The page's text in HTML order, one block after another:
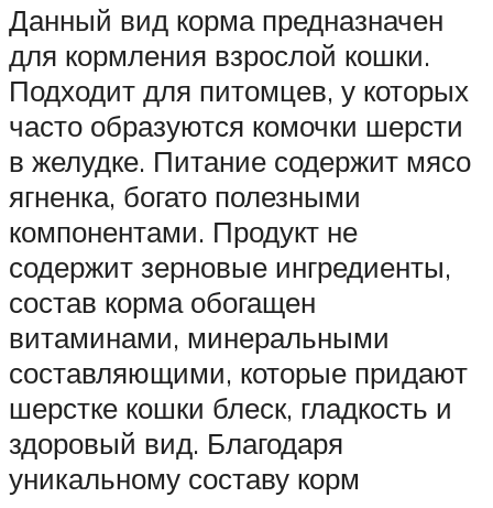
Данный вид корма предназначен
для кормления взрослой кошки.
Подходит для питомцев, у которых
часто образуются комочки шерсти
в желудке. Питание содержит мясо
ягненка, богато полезными
компонентами. Продукт не
содержит зерновые ингредиенты,
состав корма обогащен
витаминами, минеральными
составляющими, которые придают
шерстке кошки блеск, гладкость и
здоровый вид. Благодаря
уникальному составу корм